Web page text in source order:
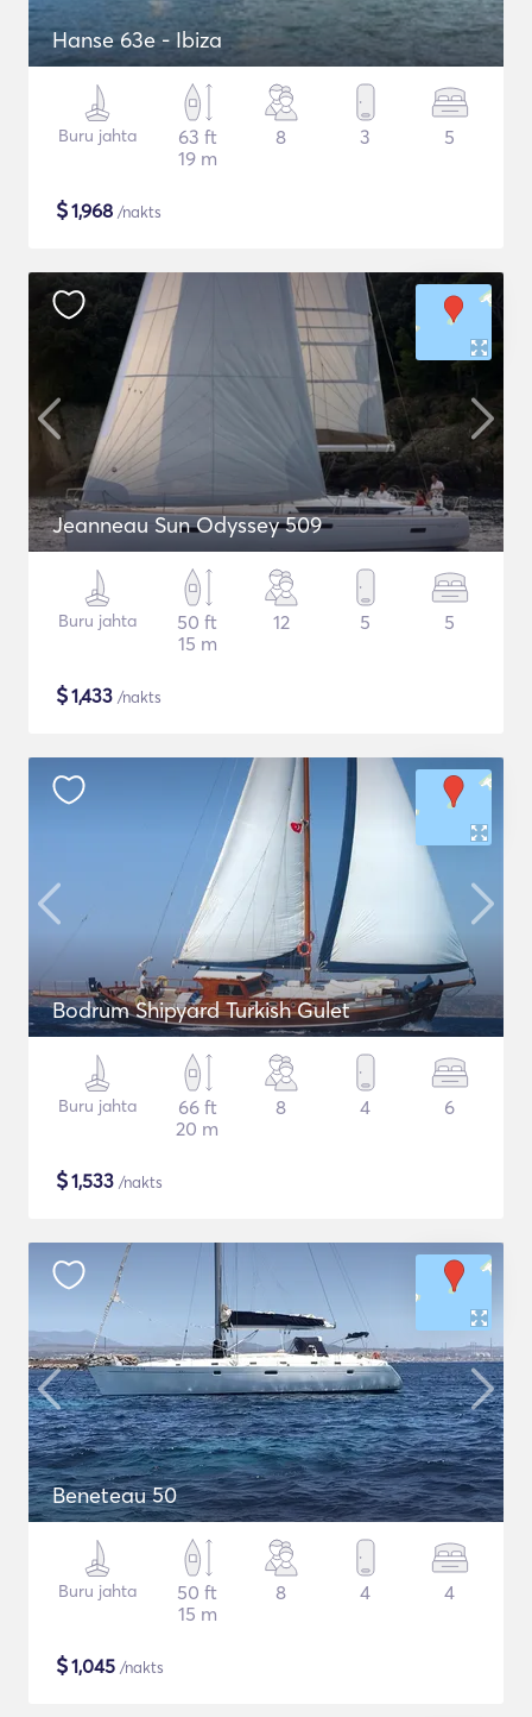
Hanse 63e - Ibiza
Buru jahta
63 ft
19 m
8 3 5
$1,968 /nakts
Jeanneau Sun Odyssey 509
Buru jahta
50 ft
15 m
12 5 5
$1,433 /nakts
Bodrum Shipyard Turkish Gulet
Buru jahta
66 ft
20 m
8 4 6
$1,533 /nakts
Beneteau 50
Buru jahta
50 ft
15 m
8 4 4
$1,045 /nakts